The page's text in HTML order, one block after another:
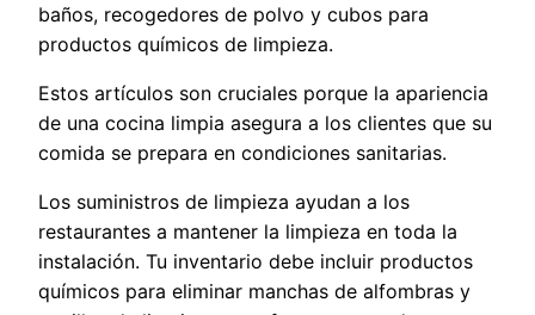
baños, recogedores de polvo y cubos para
productos químicos de limpieza.
Estos artículos son cruciales porque la apariencia
de una cocina limpia asegura a los clientes que su
comida se prepara en condiciones sanitarias.
Los suministros de limpieza ayudan a los
restaurantes a mantener la limpieza en toda la
instalación. Tu inventario debe incluir productos
químicos para eliminar manchas de alfombras y